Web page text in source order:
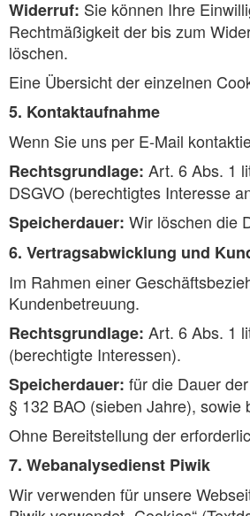
Widerruf: Sie können Ihre
Rechtmäßigkeit der bis zum
löschen.
Eine Übersicht der einzelnen
5. Kontaktaufnahme
Wenn Sie uns per E-Mail
Rechtsgrundlage: Art. 6 Abs. 1
DSGVO (berechtigtes Interesse
Speicherdauer: Wir löschen die
6. Vertragsabwicklung und
Im Rahmen einer
Kundenbetreuung.
Rechtsgrundlage: Art. 6 Abs. 1
(berechtigte Interessen).
Speicherdauer: für die Dauer
§ 132 BAO (sieben Jahre),
Ohne Bereitstellung der
7. Webanalysedienst Piwik
Wir verwenden für unsere